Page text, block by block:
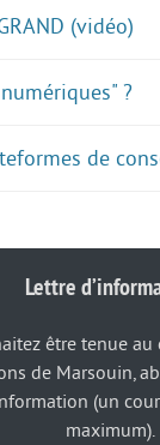
(vidéo)
?
de
Lettre
être tenue
de Marsouin,
(un
maximum).